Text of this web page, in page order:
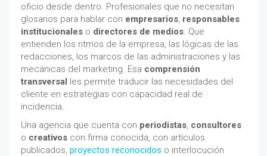
oficio desde dentro. Profesionales que no necesitan
glosarios para hablar con empresarios, responsables
institucionales o directores de medios. Que
entienden los ritmos de la empresa, las lógicas de las
redacciones, los marcos de las administraciones y las
mecánicas del marketing. Esa comprensión
transversal les permite traducir las necesidades del
cliente en estrategias con capacidad real de
incidencia.
Una agencia que cuenta con periodistas, consultores
o creativos con firma conocida, con artículos
publicados, proyectos reconocidos o interlocución